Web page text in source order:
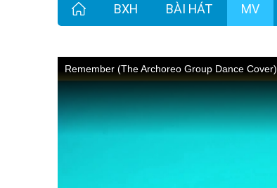
BXH BÀI HÁT MV
Remember (The Archoreo Group Dance Cover)